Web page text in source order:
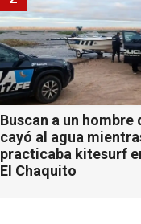
Buscan a un hombre
cayó al agua
practicaba kitesurf
El Chaquito